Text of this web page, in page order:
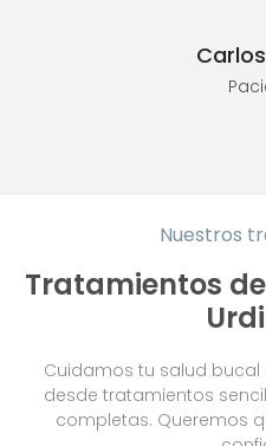
Nuestros
Tratamientos
Cuidamos tu salud
desde tratamientos
completas. Queremos